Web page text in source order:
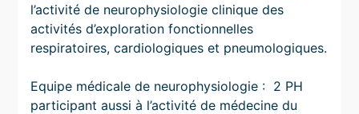
l’activité de neurophysiologie clinique des
activités d’exploration fonctionnelles
respiratoires, cardiologiques et pneumologiques.
Equipe médicale de neurophysiologie : 2 PH
participant aussi à l’activité de médecine du